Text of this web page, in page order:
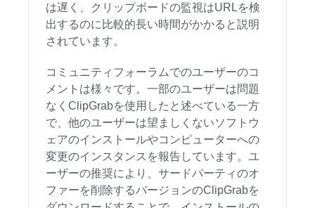
は遅く、クリップボードの監視はURLを検
出するのに比較的長い時間がかかると説明
されています。
コミュニティフォーラムでのユーザーのコ
メントは様々です。一部のユーザーは問題
なくClipGrabを使用したと述べている一方
で、他のユーザーは望ましくないソフトウ
ェアのインストールやコンピューターへの
変更のインスタンスを報告しています。ユ
ーザーの推奨により、サードパーティのオ
ファーを削除するバージョンのClipGrabを